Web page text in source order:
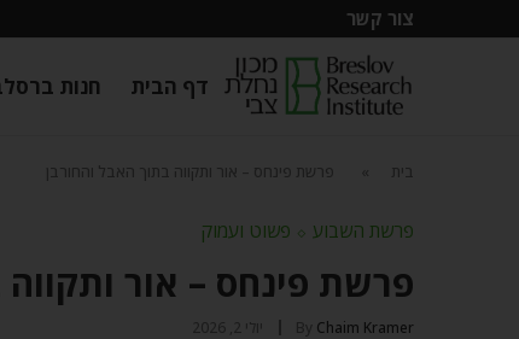
צור קשר
דף הבית חנות
בית פרשת פינחס – אור ותקווה בתוך האבל והחורבן
פרשת השבוע ⬦ פשוט ועמוק
פרשת פינחס – אור
By Chaim Kramer יולי 2, 2026